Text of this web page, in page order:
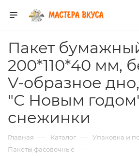
Пакет
200*110*40 мм,
V-образное
"С Новым
снежинки
Главная — Каталог — Упаковка и
Пакеты фасовочные —